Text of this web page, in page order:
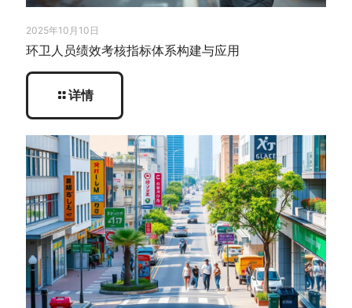
2025年10月10日
环卫人员绩效考核指标体系构建与应用
详情